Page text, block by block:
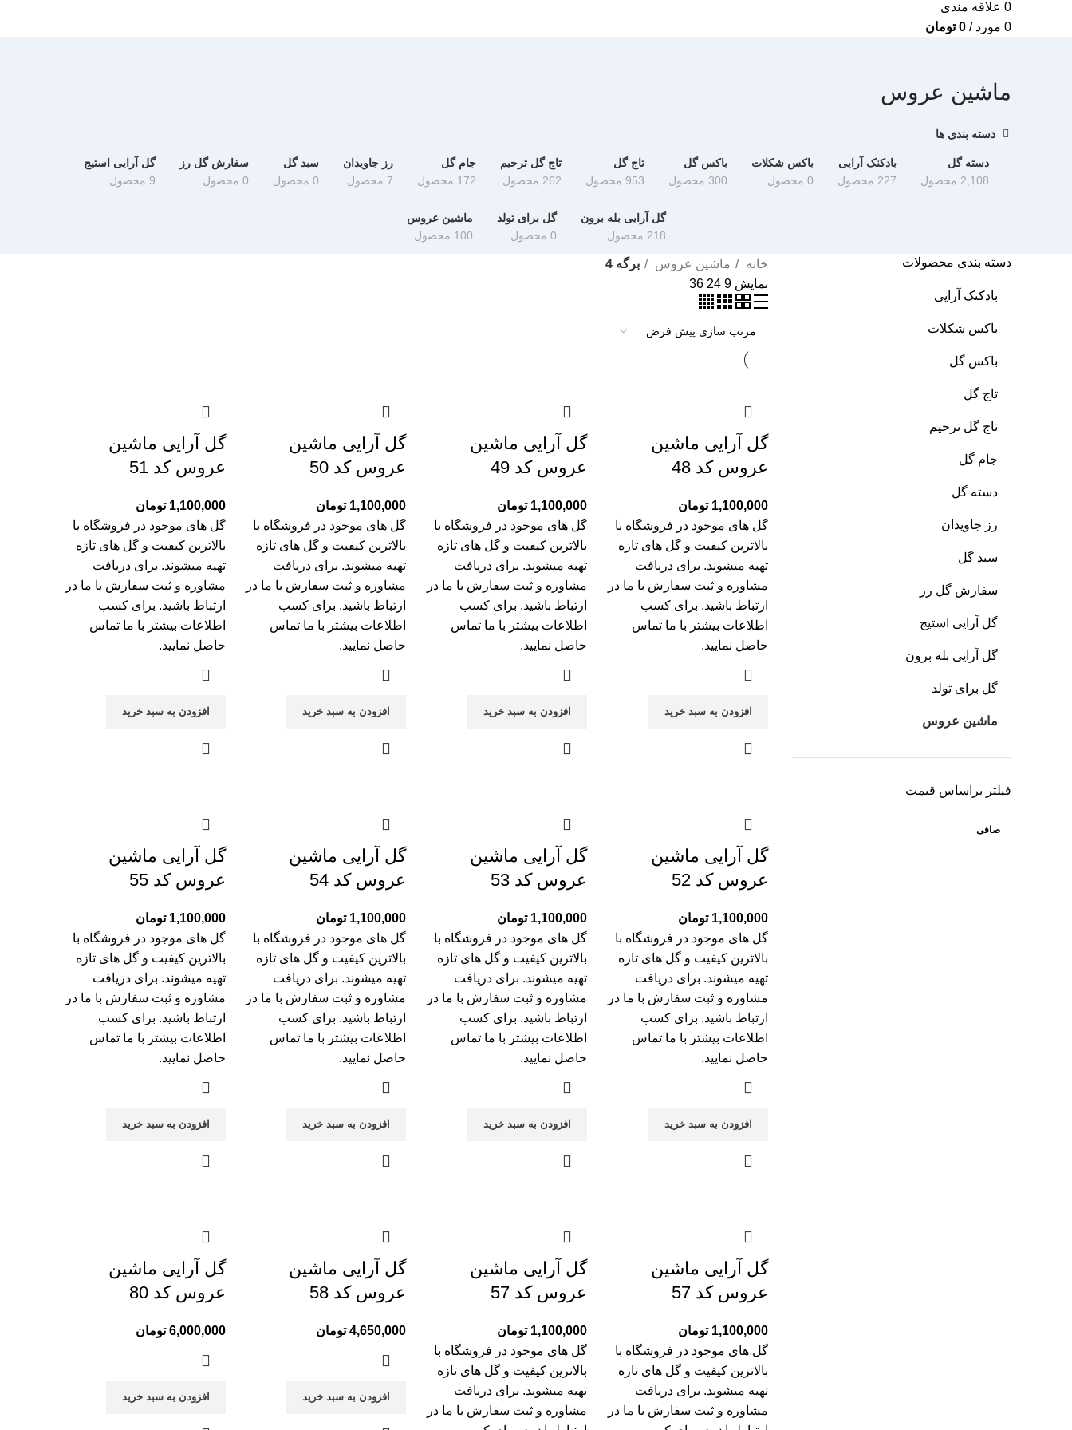
0 علاقه مندی
0 مورد /
0 تومان
ماشین عروس
دسته بندی ها
دسته گل
2,108 محصول
بادکنک آرایی
227 محصول
باکس شکلات
0 محصول
باکس گل
300 محصول
تاج گل
953 محصول
تاج گل ترحیم
262 محصول
جام گل
172 محصول
رز جاویدان
7 محصول
سبد گل
0 محصول
سفارش گل رز
0 محصول
گل آرایی استیج
9 محصول
گل آرایی بله برون
218 محصول
گل برای تولد
0 محصول
ماشین عروس
100 محصول
دسته بندی محصولات
بادکنک آرایی
باکس شکلات
باکس گل
تاج گل
تاج گل ترحیم
جام گل
دسته گل
رز جاویدان
سبد گل
سفارش گل رز
گل آرایی استیج
گل آرایی بله برون
گل برای تولد
ماشین عروس
فیلتر براساس قیمت
صافی
خانه ماشین عروس
برگه 4
نمایش9
24
36
گل آرایی ماشین
عروس کد 48
1,100,000 تومان
گل های موجود در فروشگاه با
بالاترین کیفیت و گل های تازه
تهیه میشوند. برای دریافت
مشاوره و ثبت سفارش با ما در
ارتباط باشید. برای کسب
اطلاعات بیشتر با ما تماس
حاصل نمایید.
افزودن به سبد خرید
گل آرایی ماشین
عروس کد 49
1,100,000 تومان
گل های موجود در فروشگاه با
بالاترین کیفیت و گل های تازه
تهیه میشوند. برای دریافت
مشاوره و ثبت سفارش با ما در
ارتباط باشید. برای کسب
اطلاعات بیشتر با ما تماس
حاصل نمایید.
افزودن به سبد خرید
گل آرایی ماشین
عروس کد 50
1,100,000 تومان
گل های موجود در فروشگاه با
بالاترین کیفیت و گل های تازه
تهیه میشوند. برای دریافت
مشاوره و ثبت سفارش با ما در
ارتباط باشید. برای کسب
اطلاعات بیشتر با ما تماس
حاصل نمایید.
افزودن به سبد خرید
گل آرایی ماشین
عروس کد 51
1,100,000 تومان
گل های موجود در فروشگاه با
بالاترین کیفیت و گل های تازه
تهیه میشوند. برای دریافت
مشاوره و ثبت سفارش با ما در
ارتباط باشید. برای کسب
اطلاعات بیشتر با ما تماس
حاصل نمایید.
افزودن به سبد خرید
گل آرایی ماشین
عروس کد 52
1,100,000 تومان
گل های موجود در فروشگاه با
بالاترین کیفیت و گل های تازه
تهیه میشوند. برای دریافت
مشاوره و ثبت سفارش با ما در
ارتباط باشید. برای کسب
اطلاعات بیشتر با ما تماس
حاصل نمایید.
افزودن به سبد خرید
گل آرایی ماشین
عروس کد 53
1,100,000 تومان
گل های موجود در فروشگاه با
بالاترین کیفیت و گل های تازه
تهیه میشوند. برای دریافت
مشاوره و ثبت سفارش با ما در
ارتباط باشید. برای کسب
اطلاعات بیشتر با ما تماس
حاصل نمایید.
افزودن به سبد خرید
گل آرایی ماشین
عروس کد 54
1,100,000 تومان
گل های موجود در فروشگاه با
بالاترین کیفیت و گل های تازه
تهیه میشوند. برای دریافت
مشاوره و ثبت سفارش با ما در
ارتباط باشید. برای کسب
اطلاعات بیشتر با ما تماس
حاصل نمایید.
افزودن به سبد خرید
گل آرایی ماشین
عروس کد 55
1,100,000 تومان
گل های موجود در فروشگاه با
بالاترین کیفیت و گل های تازه
تهیه میشوند. برای دریافت
مشاوره و ثبت سفارش با ما در
ارتباط باشید. برای کسب
اطلاعات بیشتر با ما تماس
حاصل نمایید.
افزودن به سبد خرید
گل آرایی ماشین
عروس کد 57
1,100,000 تومان
گل های موجود در فروشگاه با
بالاترین کیفیت و گل های تازه
تهیه میشوند. برای دریافت
مشاوره و ثبت سفارش با ما در
گل آرایی ماشین
عروس کد 57
1,100,000 تومان
گل های موجود در فروشگاه با
بالاترین کیفیت و گل های تازه
تهیه میشوند. برای دریافت
مشاوره و ثبت سفارش با ما در
گل آرایی ماشین
عروس کد 58
4,650,000 تومان
افزودن به سبد خرید
گل آرایی ماشین
عروس کد 80
6,000,000 تومان
افزودن به سبد خرید